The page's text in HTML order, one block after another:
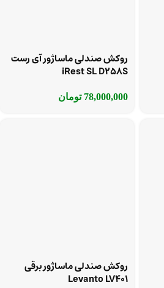
روکش صندلی ماساژور آی رست
iRest SL D258S
78,000,000 تومان
روکش صندلی ماساژور برقی
Levanto LV401